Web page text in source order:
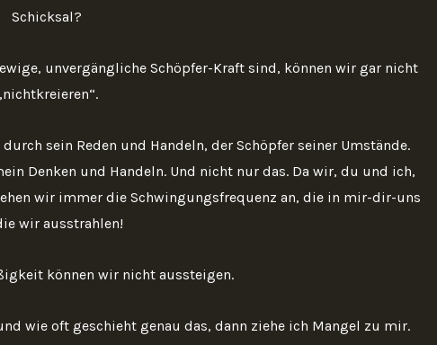
Schicksal?
unvergängliche Schöpfer-Kraft sind, können wir gar nicht
sein Reden und Handeln, der Schöpfer seiner Umstände.
Denken und Handeln. Und nicht nur das. Da wir, du und ich,
wir immer die Schwingungsfrequenz an, die in mir-dir-uns
wir ausstrahlen!
können wir nicht aussteigen.
wie oft geschieht genau das, dann ziehe ich Mangel zu mir.